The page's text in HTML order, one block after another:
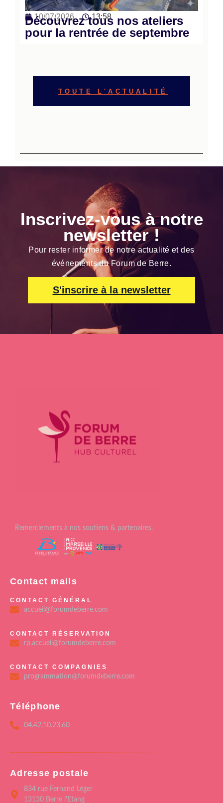
10/07/2026 13:58
Découvrez tous nos ateliers
pour la rentrée de septembre
TOUTE L'ACTUALITÉ
Inscrivez-vous à notre
newsletter !
Pour rester informer de notre actualité et des
événements du Forum de Berre.
S'inscrire à la newsletter
Remerciements à nos soutiens & partenaires.
Contact mails
CONTACT GÉNÉRAL
accueil@forumdeberre.com
CONTACT RÉSERVATION
rp.accueil@forumdeberre.com
CONTACT COMPAGNIES
programmation@forumdeberre.com
Téléphone
04.42.10.23.60
Adresse postale
834 rue Fernand Léger
13130 Berre l'Etang